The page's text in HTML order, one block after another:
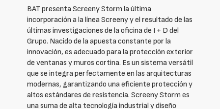
BAT presenta Screeny Storm la última
incorporación a la línea Screeny y el resultado de las
últimas investigaciones de la oficina de I + D del
Grupo. Nacido de la apuesta constante por la
innovación, es adecuado para la protección exterior
de ventanas y muros cortina. Es un sistema versátil
que se integra perfectamente en las arquitecturas
modernas, garantizando una eficiente protección y
altos estándares de resistencia. Screeny Storm es
una suma de alta tecnología industrial y diseño